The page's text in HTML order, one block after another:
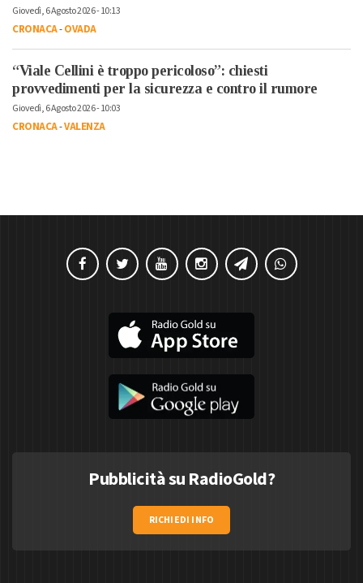
Giovedì, 6 Agosto 2026 - 10:13
CRONACA-OVADA
“Viale Cellini è troppo pericoloso”: chiesti
provvedimenti per la sicurezza e contro il rumore
Giovedì, 6 Agosto 2026 - 10:03
CRONACA-VALENZA
Pubblicità su RadioGold?
RICHIEDI INFO